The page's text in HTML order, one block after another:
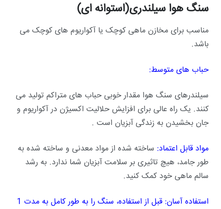
سنگ هوا سیلندری(استوانه ای)
مناسب برای مخازن ماهی کوچک یا آکواریوم های کوچک می
باشد.
حباب های متوسط:
سیلندرهای سنگ هوا مقدار خوبی حباب های متراکم تولید می
کنند. یک راه عالی برای افزایش حلالیت اکسیژن در آکواریوم و
جان بخشیدن به زندگی آبزیان است .
مواد قابل اعتماد: ساخته شده از مواد معدنی و ساخته شده به
طور جامد، هیچ تاثیری بر سلامت آبزیان شما ندارد. به رشد
سالم ماهی خود کمک کنید.
استفاده آسان: قبل از استفاده، سنگ را به طور کامل به مدت 1